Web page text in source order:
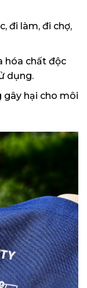
đi làm, đi chợ,
hóa chất độc
dụng.
gây hại cho môi